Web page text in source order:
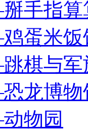
手指算
蛋米饭
棋与军
龙博物
物园